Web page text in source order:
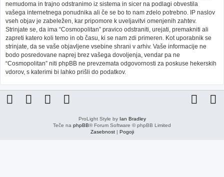
nemudoma in trajno odstranimo iz sistema in sicer na podlagi obvestila
vašega internetnega ponudnika ali če se bo to nam zdelo potrebno. IP naslov
vseh objav je zabeležen, kar pripomore k uveljavitvi omenjenih zahtev.
Strinjate se, da ima “Cosmopolitan” pravico odstraniti, urejati, premakniti ali
zapreti katero koli temo in ob času, ki se nam zdi primeren. Kot uporabnik se
strinjate, da se vaše objavljene vsebine shrani v arhiv. Vaše informacije ne
bodo posredovane naprej brez vašega dovoljenja, vendar pa ne
“Cosmopolitan” niti phpBB ne prevzemata odgovornosti za poskuse hekerskih
vdorov, s katerimi bi lahko prišli do podatkov.
ProLight Style by Ian Bradley
Teče na phpBB® Forum Software © phpBB Limited
Zasebnost| Pogoji